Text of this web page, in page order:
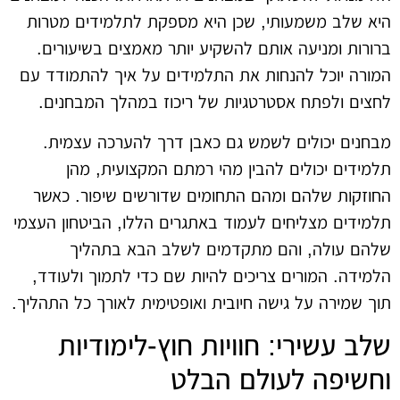
היא שלב משמעותי, שכן היא מספקת לתלמידים מטרות
ברורות ומניעה אותם להשקיע יותר מאמצים בשיעורים.
המורה יוכל להנחות את התלמידים על איך להתמודד עם
לחצים ולפתח אסטרטגיות של ריכוז במהלך המבחנים.
מבחנים יכולים לשמש גם כאבן דרך להערכה עצמית.
תלמידים יכולים להבין מהי רמתם המקצועית, מהן
החוזקות שלהם ומהם התחומים שדורשים שיפור. כאשר
תלמידים מצליחים לעמוד באתגרים הללו, הביטחון העצמי
שלהם עולה, והם מתקדמים לשלב הבא בתהליך
הלמידה. המורים צריכים להיות שם כדי לתמוך ולעודד,
תוך שמירה על גישה חיובית ואופטימית לאורך כל התהליך.
שלב עשירי: חוויות חוץ-לימודיות
וחשיפה לעולם הבלט